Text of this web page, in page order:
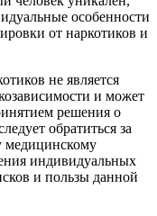
особенности
от наркотиков и
не является
и может
решения о
обратиться за
медицинскому
индивидуальных
и пользы данной